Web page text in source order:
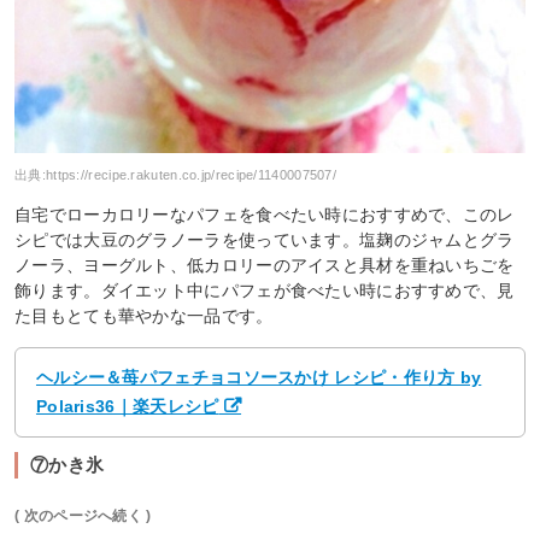
出典:https://recipe.rakuten.co.jp/recipe/1140007507/
自宅でローカロリーなパフェを食べたい時におすすめで、このレ
シピでは大豆のグラノーラを使っています。塩麹のジャムとグラ
ノーラ、ヨーグルト、低カロリーのアイスと具材を重ねいちごを
飾ります。ダイエット中にパフェが食べたい時におすすめで、見
た目もとても華やかな一品です。
ヘルシー＆苺パフェチョコソースかけ レシピ・作り方 by
Polaris36｜楽天レシピ
⑦かき氷
( 次のページへ続く )